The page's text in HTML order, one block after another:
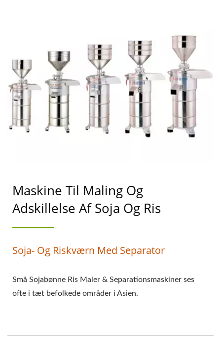
MÆLK MASKINE, SOJA
MÆLK
FREMSTILLINGSMASKINE
TIL ERHVERVSLIVET,
SOJABØNNE KVÆRN,
KVÆRN, SOJA KVÆRN
MASKINE, SOJA KVÆRN
MED SEPARATOR,
SOJABØNNE MASKINE,
KVÆRN MASKINE, MAD
Maskine Til Maling Og
Adskillelse Af Soja Og Ris
Soja- Og Riskværn Med Separator
Små Sojabønne Ris Maler & Separationsmaskiner ses
ofte i tæt befolkede områder i Asien.